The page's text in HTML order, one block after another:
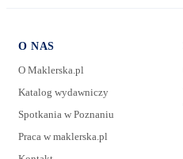
O NAS
O Maklerska.pl
Katalog wydawniczy
Spotkania w Poznaniu
Praca w maklerska.pl
E-mail: